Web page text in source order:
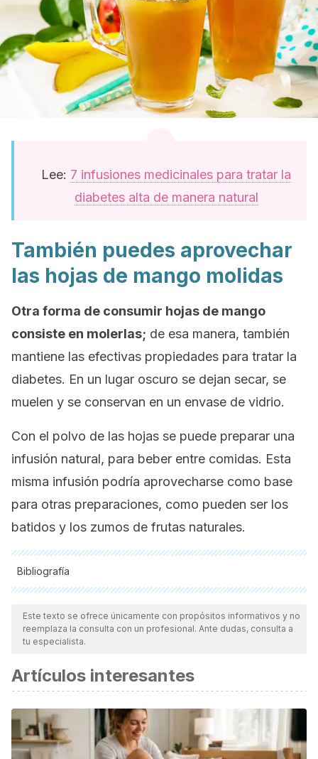
Lee: 7 infusiones medicinales para tratar la
diabetes alta de manera natural
También puedes aprovechar
las hojas de mango molidas
Otra forma de consumir hojas de mango
consiste en molerlas; de esa manera, también
mantiene las efectivas propiedades para tratar la
diabetes. En un lugar oscuro se dejan secar, se
muelen y se conservan en un envase de vidrio.
Con el polvo de las hojas se puede preparar una
infusión natural, para beber entre comidas. Esta
misma infusión podría aprovecharse como base
para otras preparaciones, como pueden ser los
batidos y los zumos de frutas naturales.
Bibliografía
Todas las fuentes citadas fueron revisadas a profundidad por
nuestro equipo, para asegurar su calidad, confiabilidad,
vigencia y validez.La bibliografía de este artículo fue
científica.
Moutzouri, E., Tsimihodimos, V., Rizos, E., & Elisaf, M. (2011).
Prediabetes: To treat or not to treat? European Journal of
Pharmacology.
Chamberlain, J. J., Rhinehart, A. S., Shaefer, C. F., &
Este texto se ofrece únicamente con propósitos informativos y no
reemplaza la consulta con un profesional. Ante dudas, consulta a
tu especialista.
Artículos interesantes